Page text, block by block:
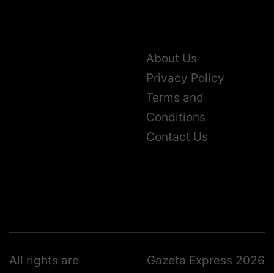
About Us
Privacy Policy
Terms and
Conditions
Contact Us
All rights are
Gazeta Express 2026